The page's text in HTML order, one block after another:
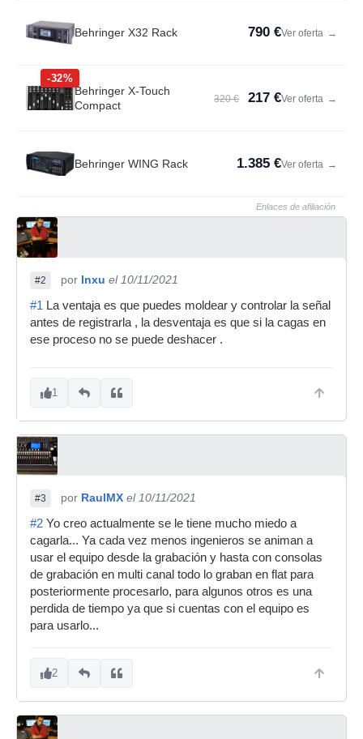
Behringer X32 Rack 790 €Ver oferta →
-32%
Behringer X-Touch
Compact
320 € 217 €Ver oferta →
Behringer WING Rack 1.385 €Ver oferta →
Enlaces de afiliación
#2 por Inxu el 10/11/2021
#1 La ventaja es que puedes moldear y controlar la señal
antes de registrarla , la desventaja es que si la cagas en
ese proceso no se puede deshacer .
1
#3 por RaulMX el 10/11/2021
#2 Yo creo actualmente se le tiene mucho miedo a
cagarla... Ya cada vez menos ingenieros se animan a
usar el equipo desde la grabación y hasta con consolas
de grabación en multi canal todo lo graban en flat para
posteriormente procesarlo, para algunos otros es una
perdida de tiempo ya que si cuentas con el equipo es
para usarlo...
2